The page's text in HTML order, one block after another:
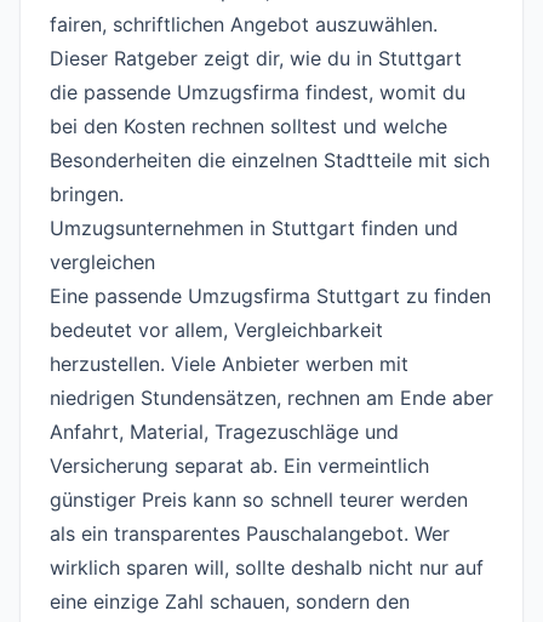
fairen, schriftlichen Angebot auszuwählen.
Dieser Ratgeber zeigt dir, wie du in Stuttgart
die passende Umzugsfirma findest, womit du
bei den Kosten rechnen solltest und welche
Besonderheiten die einzelnen Stadtteile mit sich
bringen.
Umzugsunternehmen in Stuttgart finden und
vergleichen
Eine passende Umzugsfirma Stuttgart zu finden
bedeutet vor allem, Vergleichbarkeit
herzustellen. Viele Anbieter werben mit
niedrigen Stundensätzen, rechnen am Ende aber
Anfahrt, Material, Tragezuschläge und
Versicherung separat ab. Ein vermeintlich
günstiger Preis kann so schnell teurer werden
als ein transparentes Pauschalangebot. Wer
wirklich sparen will, sollte deshalb nicht nur auf
eine einzige Zahl schauen, sondern den